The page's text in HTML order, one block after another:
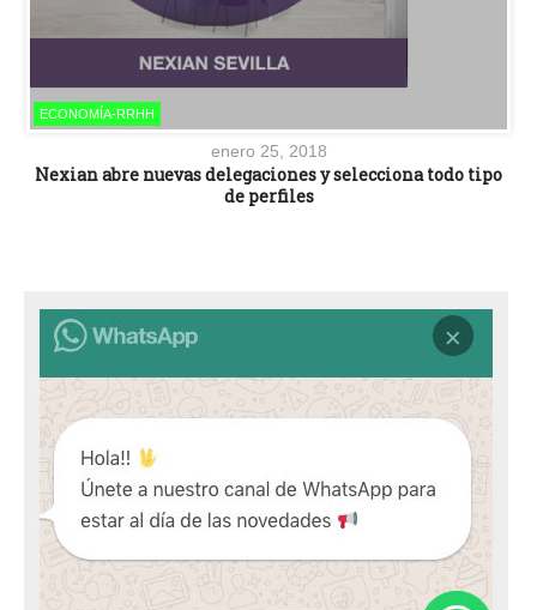
ECONOMÍA-RRHH
enero 25, 2018
Nexian abre nuevas delegaciones y selecciona todo tipo
de perfiles